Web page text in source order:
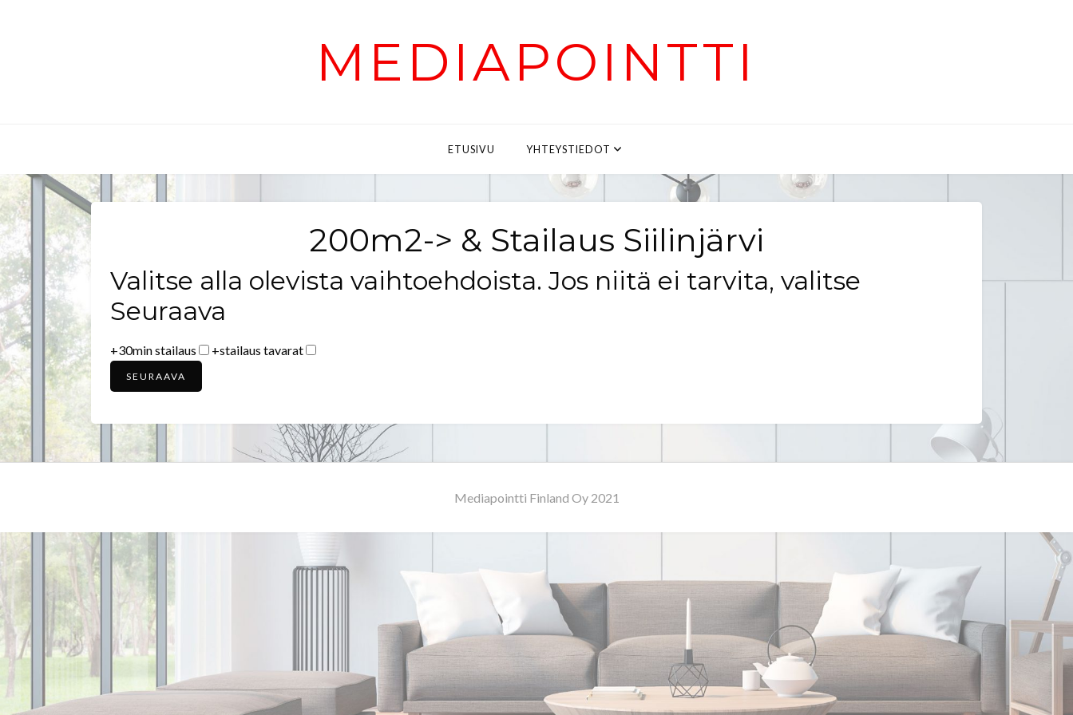
MEDIAPOINTTI
ETUSIVU YHTEYSTIEDOT
200m2-> & Stailaus Siilinjärvi
Valitse alla olevista vaihtoehdoista. Jos niitä ei tarvita, valitse
Seuraava
+30min stailaus +stailaus tavarat
SEURAAVA
Mediapointti Finland Oy 2021